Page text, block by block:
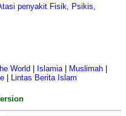
penyakit Fisik, Psikis,
World Islamia| Muslimah|
Lintas Berita Islam